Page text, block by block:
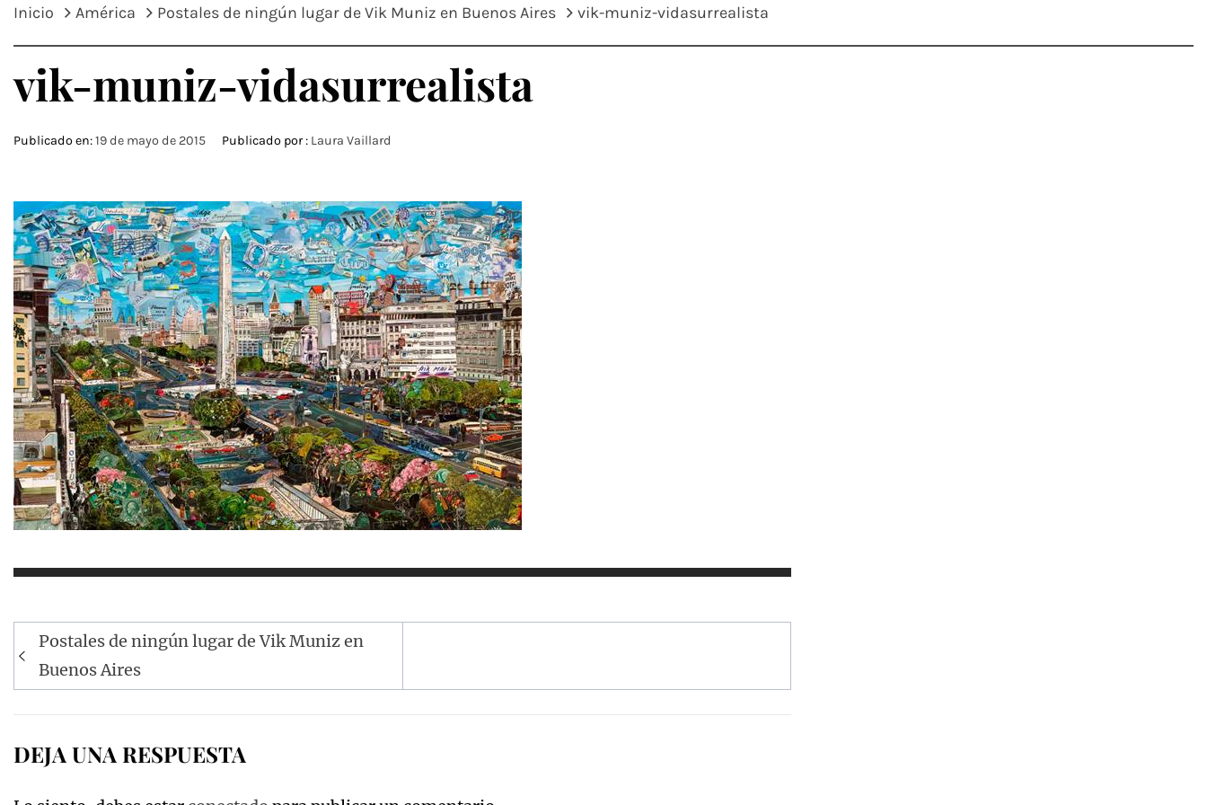
Inicio América Postales de ningún lugar de Vik Muniz en Buenos Aires vik-muniz-vidasurrealista
vik-muniz-vidasurrealista
Publicado en:19 de mayo de 2015 Publicado por : Laura Vaillard
Navegación
de
entradas
Postales de ningún lugar de Vik Muniz en
Buenos Aires
DEJA UNA RESPUESTA